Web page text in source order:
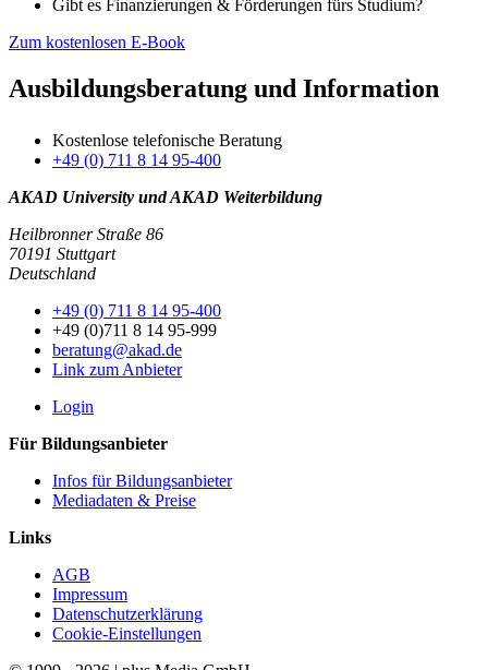
Gibt es Finanzierungen & Förderungen fürs Studium?
Zum kostenlosen E-Book
Ausbildungsberatung und Information
Kostenlose telefonische Beratung
+49 (0) 711 8 14 95-400
AKAD University und AKAD Weiterbildung
Heilbronner Straße 86
70191 Stuttgart
Deutschland
+49 (0) 711 8 14 95-400
+49 (0)711 8 14 95-999
beratung@akad.de
Link zum Anbieter
Login
Für Bildungsanbieter
Infos für Bildungsanbieter
Mediadaten & Preise
Links
AGB
Impressum
Datenschutzerklärung
Cookie-Einstellungen